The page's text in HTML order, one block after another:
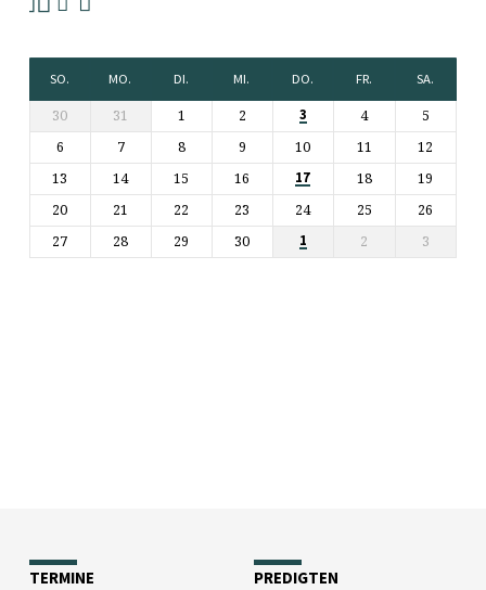
SO. MO. DI. MI. DO. FR. SA.
30 31 1 2 3 4
5
6
7 8 9 10 11
12
13
14 15 16 17 18
19
20
21 22 23 24 25
26
27
28 29 30 1 2 3
TERMINE PREDIGTEN